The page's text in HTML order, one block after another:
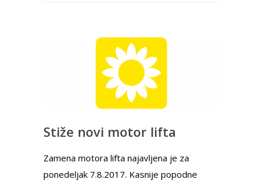
Stiže novi motor lifta
Zamena motora lifta najavljena je za
ponedeljak 7.8.2017. Kasnije popodne